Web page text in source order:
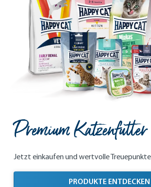
Premium Katzenfutter
Jetzt einkaufen und wertvolle
PRODUKTE ENTDECKEN